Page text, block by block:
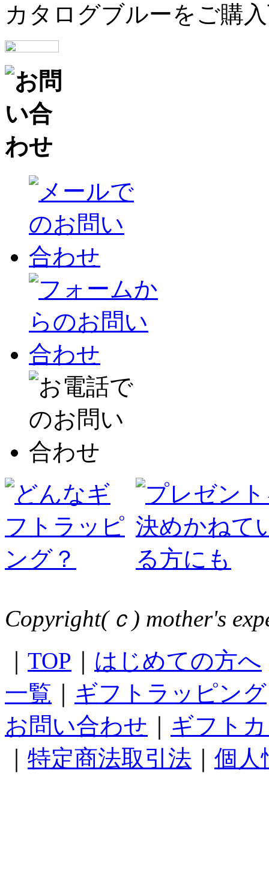
カタログブルーをご購
Copyright(ｃ) mother's
TOP はじめての方へ
一覧
ギフトラッピング
お問い合わせ
ギフト
特定商法取引法 個人